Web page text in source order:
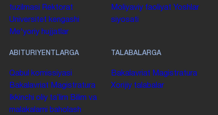
tuzilmasi
Rektorat
Universitet kengashi
Me'yoriy hujjatlar
Moliyaviy faoliyat Yoshlar
siyosati
ABITURIYENTLARGA
Qabul komissiyasi
Bakalavriat Magistratura
Ikkinchi oliy taʼlim Bilim va
malakalarni baholash
TALABALARGA
Bakalavriat Magistratura
Xorijiy talabalar